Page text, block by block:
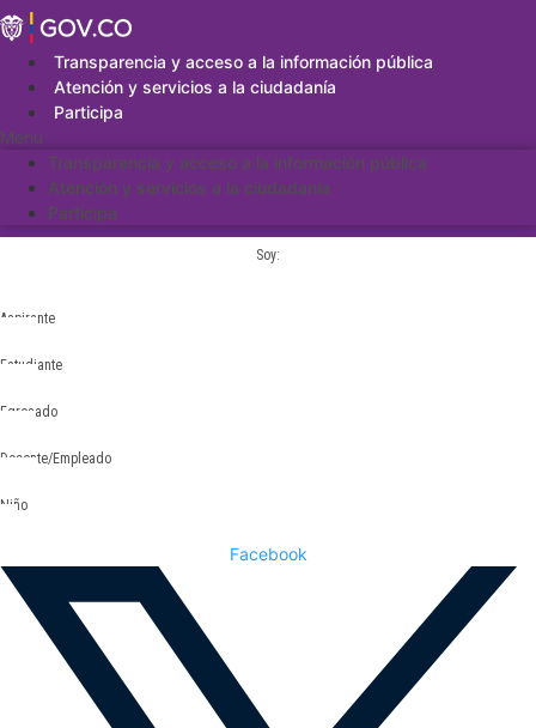
Saltar
al
contenidoTransparencia y acceso a la información pública
Atención y servicios a la ciudadanía
Participa
Menu
Transparencia y acceso a la información pública
Atención y servicios a la ciudadanía
Participa
Soy:
Aspirante
Estudiante
Egresado
Docente/Empleado
Niño
Facebook